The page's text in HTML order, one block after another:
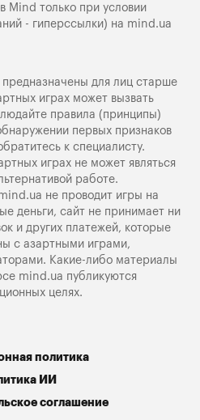
Mind только при условии
- гиперссылки) на mind.ua
для лиц старше
играх может вызвать
правила (принципы)
первых признаков
к специалисту.
играх не может являться
работе.
не проводит игры на
деньги, сайт не принимает ни
и других платежей, которые
с азартными играми,
Какие-либо материалы
mind.ua публикуются
целях.
политика
ИИ
соглашение